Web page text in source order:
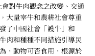
對牛肉觀念之改變、交通
大量宰牛和農耕社會尊重
了中國社會「護牛」和
肉和種種不同措施引導民
，動物可否食用，根源於